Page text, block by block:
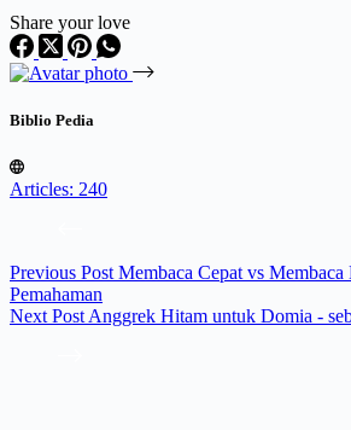
Share your love
Biblio Pedia
Articles: 240
Previous Post Membaca Cepat vs
Pemahaman
Next Post Anggrek Hitam untuk Domia -